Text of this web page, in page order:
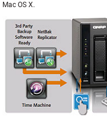
Mac OS X.